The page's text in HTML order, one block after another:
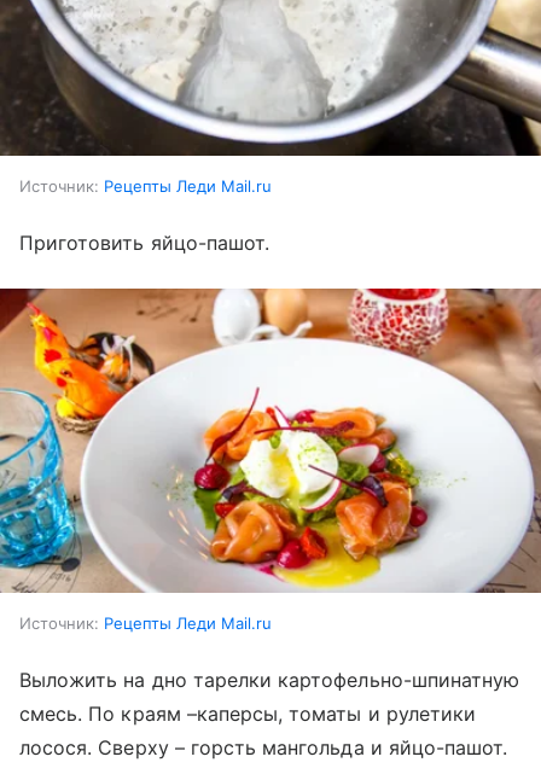
Источник: Рецепты Леди Mail.ru
Приготовить яйцо-пашот.
Источник: Рецепты Леди Mail.ru
Выложить на дно тарелки картофельно-шпинатную
смесь. По краям –каперсы, томаты и рулетики
лосося. Сверху – горсть мангольда и яйцо-пашот.